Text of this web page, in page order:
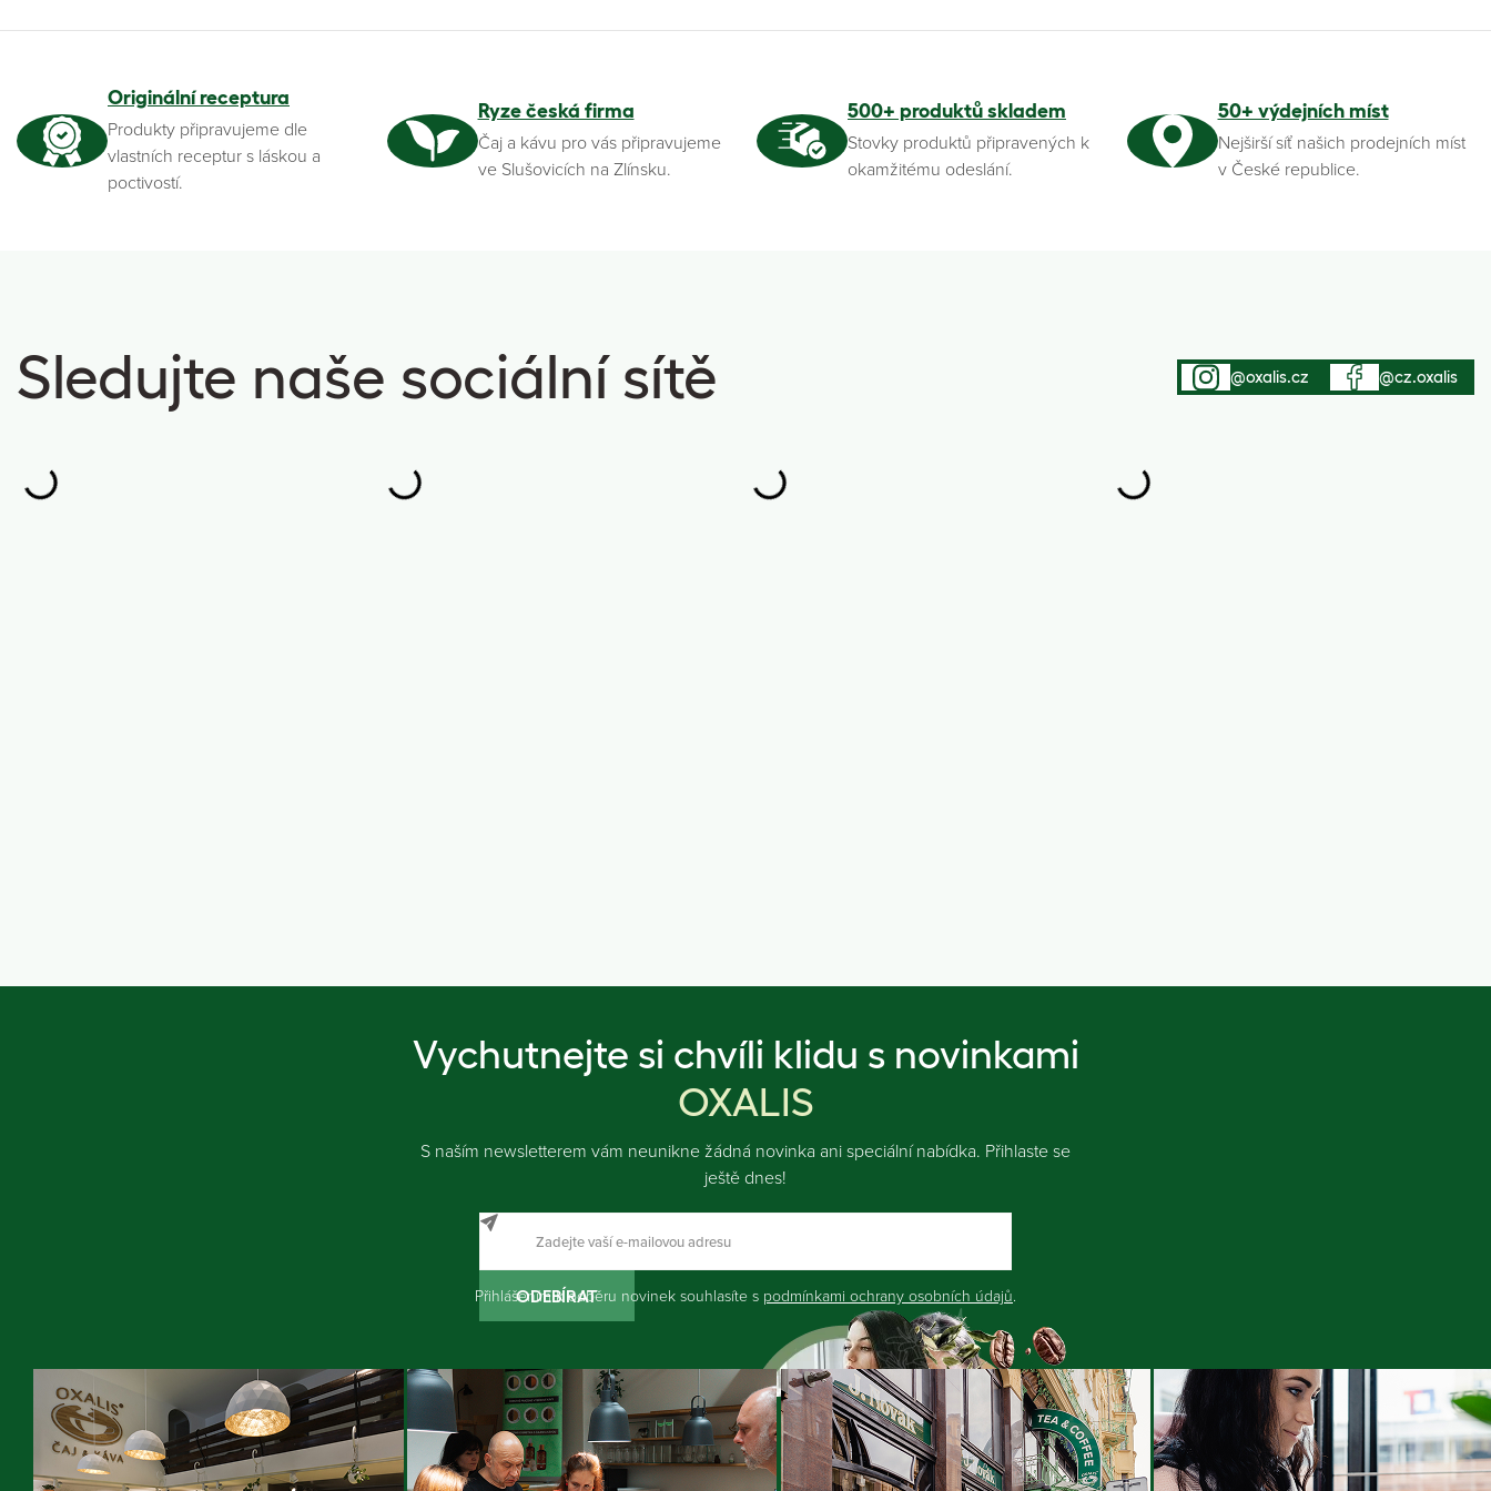
Originální receptura
Produkty připravujeme dle
vlastních receptur s láskou a
poctivostí.
Ryze česká firma
Čaj a kávu pro vás připravujeme
ve Slušovicích na Zlínsku.
500+ produktů skladem
Stovky produktů připravených k
okamžitému odeslání.
50+ výdejních míst
Nejširší síť našich prodejních míst
v České republice.
Sledujte naše sociální sítě @oxalis.cz @cz.oxalis
Vychutnejte si chvíli klidu s novinkami
OXALIS
S naším newsletterem vám neunikne žádná novinka ani speciální nabídka. Přihlaste se
ještě dnes!
ODEBÍRAT
Přihlášením k odběru novinek souhlasíte s podmínkami ochrany osobních údajů.